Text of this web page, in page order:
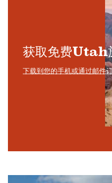
获取免费Utah
下载到您的手机或通过邮件